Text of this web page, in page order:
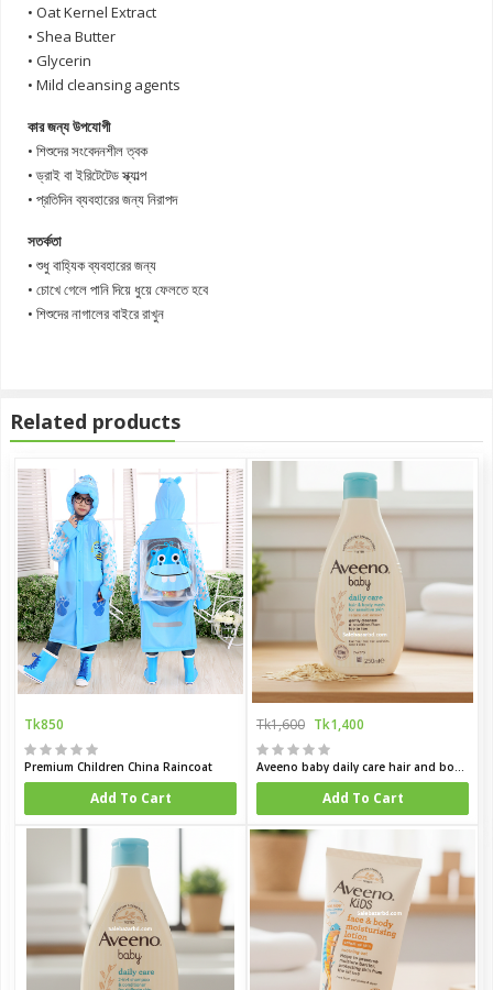
• Oat Kernel Extract
• Shea Butter
• Glycerin
• Mild cleansing agents
কার জন্য উপযোগী
• শিশুদের সংবেদনশীল ত্বক
• ড্রাই বা ইরিটেটেড স্ক্যাল্প
• প্রতিদিন ব্যবহারের জন্য নিরাপদ
সতর্কতা
• শুধু বাহ্যিক ব্যবহারের জন্য
• চোখে গেলে পানি দিয়ে ধুয়ে ফেলতে হবে
• শিশুদের নাগালের বাইরে রাখুন
Related products
Tk850
Premium Children China Raincoat
Add To Cart
Tk1,600 Tk1,400
Aveeno baby daily care hair and body wash for sensitive skin 250 ml
Add To Cart